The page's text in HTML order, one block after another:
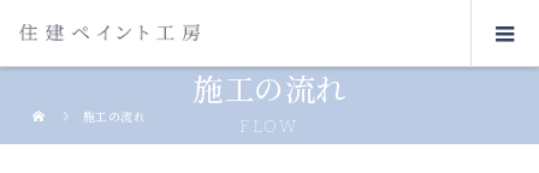
施工の流れ
FLOW
施工の流れ